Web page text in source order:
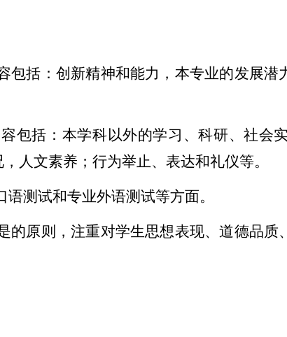
包括：创新精神和能力，本专业的发展
包括：本学科以外的学习、科研、社会
人文素养；行为举止、表达和礼仪等。
测试和专业外语测试等方面。
的原则，注重对学生思想表现、道德品